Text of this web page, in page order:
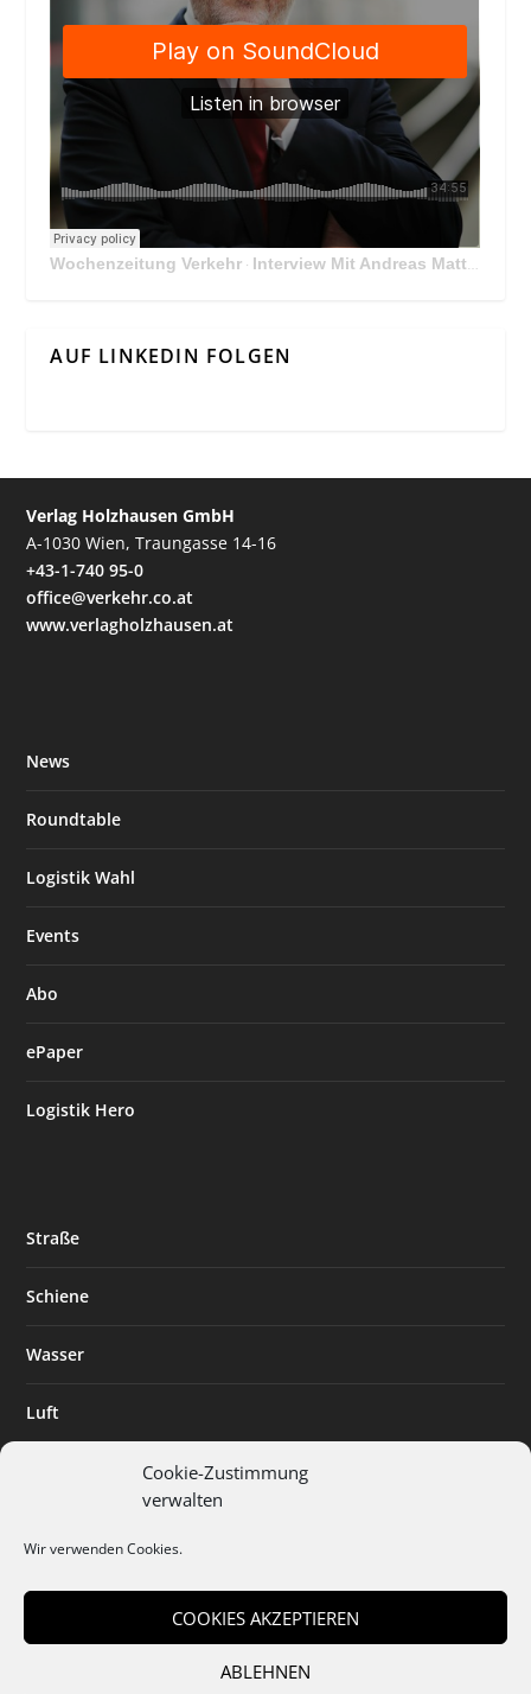
Cookie-Zustimmung
verwalten
Wir verwenden Cookies.
COOKIES AKZEPTIEREN
ABLEHNEN
Wochenzeitung Verkehr · Interview Mit Andreas Matthä, CEO der ÖBB Holding
AUF LINKEDIN FOLGEN
Verlag Holzhausen GmbH
A-1030 Wien, Traungasse 14-16
+43-1-740 95-0
office@verkehr.co.at
www.verlagholzhausen.at
News
Roundtable
Logistik Wahl
Events
Abo
ePaper
Logistik Hero
Straße
Schiene
Wasser
Luft
Digitalisierung